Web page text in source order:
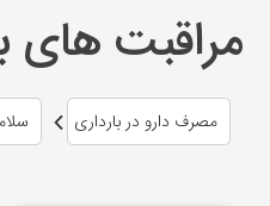
مراقبت های
مصرف دارو در بارداری